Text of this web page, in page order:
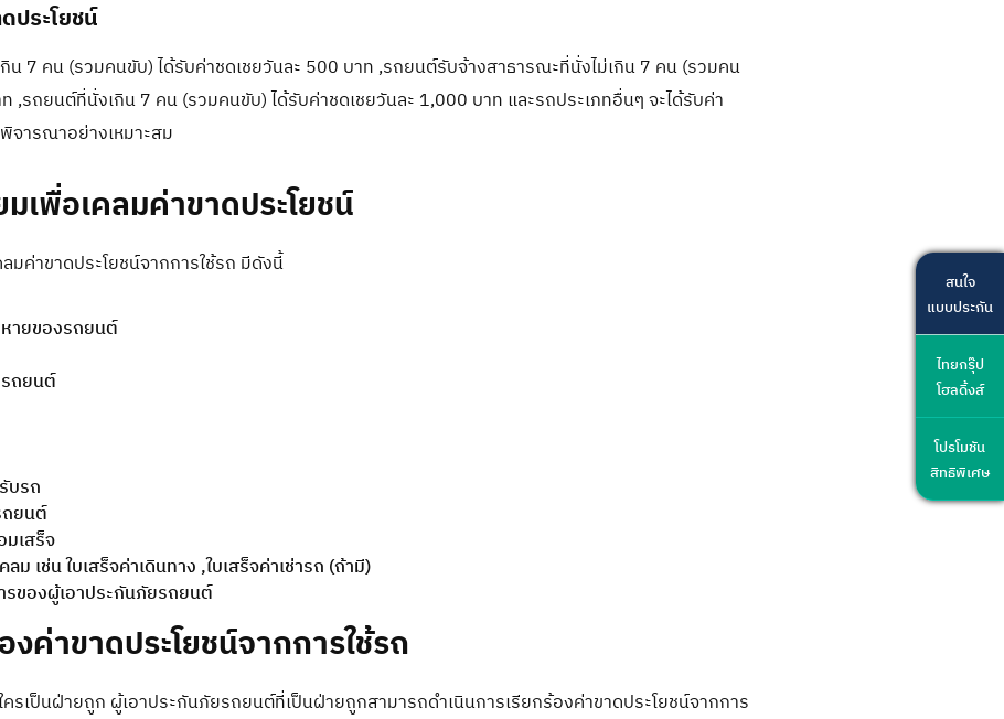
ประโยชน์
7 คน (รวมคนขับ) ได้รับค่าชดเชยวันละ 500 บาท ,รถยนต์รับจ้างสาธารณะที่นั่งไม่เกิน 7 คน (รวมคน
,รถยนต์ที่นั่งเกิน 7 คน (รวมคนขับ) ได้รับค่าชดเชยวันละ 1,000 บาท และรถประเภทอื่นๆ จะได้รับค่า
จารณาอย่างเหมาะสม
เพื่อเคลมค่าขาดประโยชน์
มค่าขาดประโยชน์จากการใช้รถ มีดังนี้
ายของรถยนต์
ถยนต์
บรถ
ถยนต์
เสร็จ
ม เช่น ใบเสร็จค่าเดินทาง ,ใบเสร็จค่าเช่ารถ (ถ้ามี)
ของผู้เอาประกันภัยรถยนต์
ค่าขาดประโยชน์จากการใช้รถ
ครเป็นฝ่ายถูก ผู้เอาประกันภัยรถยนต์ที่เป็นฝ่ายถูกสามารถดำเนินการเรียกร้องค่าขาดประโยชน์จากการ
สนใจ
แบบประกัน
ไทยกรุ๊ป
โฮลดิ้งส์
โปรโมชัน
สิทธิพิเศษ